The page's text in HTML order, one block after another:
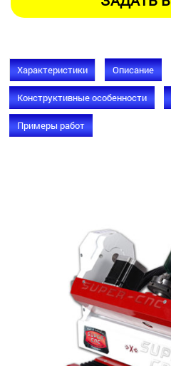
Характеристики Описание
Конструктивные особенности
Примеры работ